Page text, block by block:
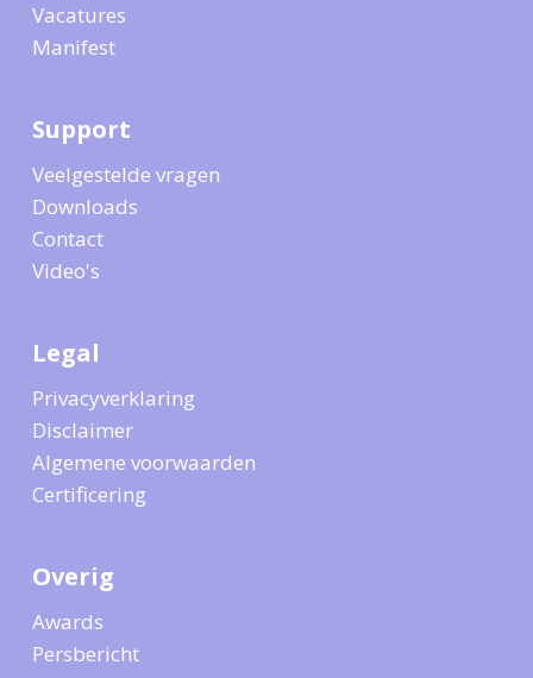
Vacatures
Manifest
Support
Veelgestelde vragen
Downloads
Contact
Video's
Legal
Privacyverklaring
Disclaimer
Algemene voorwaarden
Certificering
Overig
Awards
Persbericht